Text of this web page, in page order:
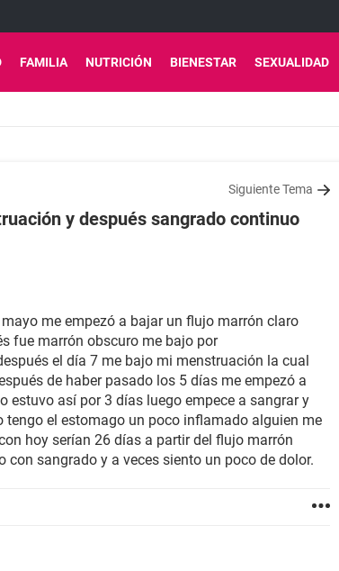
FAMILIA NUTRICIÓN BIENESTAR SEXUALIDAD
Siguiente Tema
y después sangrado continuo
me empezó a bajar un flujo marrón claro
fue marrón obscuro me bajo por
el día 7 me bajo mi menstruación la cual
de haber pasado los 5 días me empezó a
estuvo así por 3 días luego empece a sangrar y
tengo el estomago un poco inflamado alguien me
hoy serían 26 días a partir del flujo marrón
sangrado y a veces siento un poco de dolor.